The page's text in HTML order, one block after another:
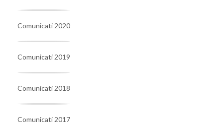
Comunicati 2020
Comunicati 2019
Comunicati 2018
Comunicati 2017